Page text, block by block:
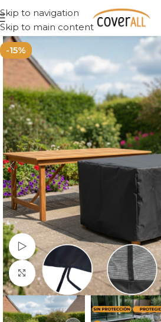
Skip to navigation
Skip to main content
-15%
Ver vídeo
Clic para ampliar